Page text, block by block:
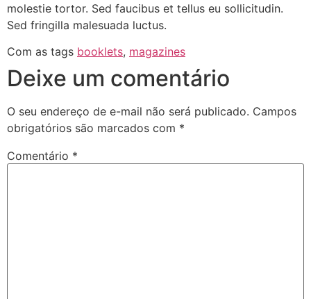
molestie tortor. Sed faucibus et tellus eu sollicitudin.
Sed fringilla malesuada luctus.
Com as tags booklets, magazines
Deixe um comentário
O seu endereço de e-mail não será publicado. Campos
obrigatórios são marcados com *
Comentário *